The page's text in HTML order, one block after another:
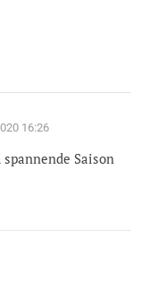
16:26
Saison